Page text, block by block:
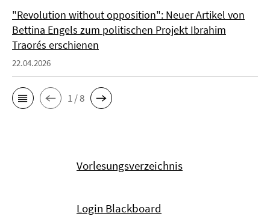
"Revolution without opposition": Neuer Artikel von
Bettina Engels zum politischen Projekt Ibrahim
Traorés erschienen
22.04.2026
1 / 8
Vorlesungsverzeichnis
Login Blackboard